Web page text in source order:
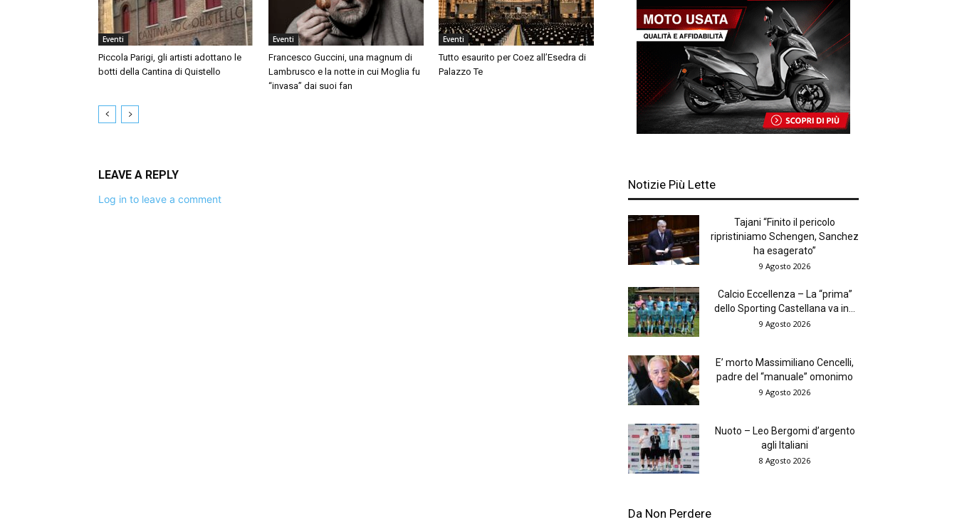
Eventi
Piccola Parigi, gli artisti adottano le
botti della Cantina di Quistello
Eventi
Francesco Guccini, una magnum di
Lambrusco e la notte in cui Moglia fu
“invasa” dai suoi fan
Eventi
Tutto esaurito per Coez all’Esedra di
Palazzo Te
LEAVE A REPLY
Log in to leave a comment
Notizie Più Lette
Tajani “Finito il pericolo
ripristiniamo Schengen, Sanchez
ha esagerato”
9 Agosto 2026
Calcio Eccellenza – La “prima”
dello Sporting Castellana va in...
9 Agosto 2026
E’ morto Massimiliano Cencelli,
padre del “manuale” omonimo
9 Agosto 2026
Nuoto – Leo Bergomi d’argento
agli Italiani
8 Agosto 2026
Da Non Perdere